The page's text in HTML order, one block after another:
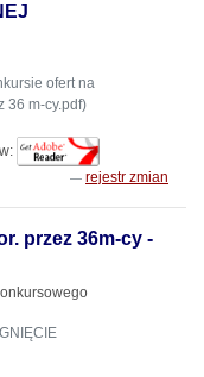
ofert na
36 m-cy.pdf)
rejestr zmian
przez 36m-cy -